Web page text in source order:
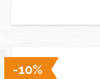
-10%